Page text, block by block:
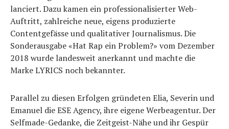
lanciert. Dazu kamen ein professionalisierter Web-
Auftritt, zahlreiche neue, eigens produzierte
Contentgefässe und qualitativer Journalismus. Die
Sonderausgabe «Hat Rap ein Problem?» vom Dezember
2018 wurde landesweit anerkannt und machte die
Marke LYRICS noch bekannter.
Parallel zu diesen Erfolgen gründeten Elia, Severin und
Emanuel die ESE Agency, ihre eigene Werbeagentur. Der
Selfmade-Gedanke, die Zeitgeist-Nähe und ihr Gespür